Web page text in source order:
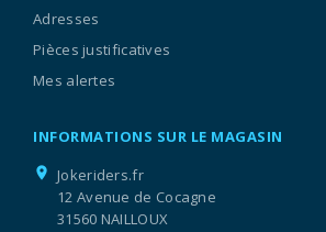
Adresses
Pièces justificatives
Mes alertes
INFORMATIONS SUR LE MAGASIN
location_on
Jokeriders.fr
12 Avenue de Cocagne
31560 NAILLOUX